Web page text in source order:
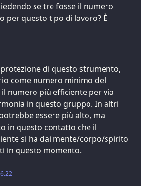
se tre fosse il numero
per questo tipo di lavoro? È
protezione di questo strumento,
come numero minimo del
numero più efficiente per via
in questo gruppo. In altri
essere più alto, ma
in questo contatto che il
si ha dai mente/corpo/spirito
in questo momento.